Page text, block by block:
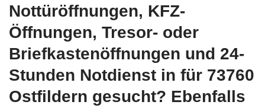
Nottüröffnungen, KFZ-
Öffnungen, Tresor- oder
Briefkastenöffnungen und 24-
Stunden Notdienst in für 73760
Ostfildern gesucht? Ebenfalls